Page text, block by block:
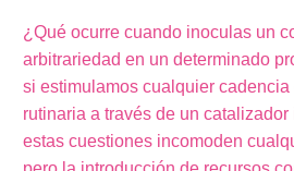
¿Qué ocurre cuando inoculas un
arbitrariedad en un determinado
si estimulamos cualquier
rutinaria a través de un
estas cuestiones incomoden